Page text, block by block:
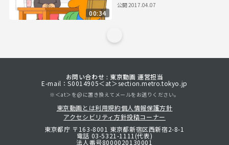
00:34
公開2017.04.07
お問い合わせ : 東京動画 運営担当
E-mail：S0014905＜at＞section.metro.tokyo.jp
※＜at＞を@に置き換えてメールをお送りください。
東京動画とは利用規約個人情報保護方針
アクセシビリティ方針投稿コーナー
東京都庁 〒163-8001 東京都新宿区西新宿2-8-1
電話 03-5321-1111(代表)
法人番号8000020130001